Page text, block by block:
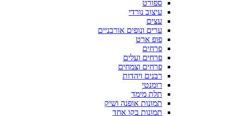
ספורט
עיצוב נורדי
עצים
ערים ונופים אורבניים
פופ ארט
פרחים
פרחים ועלים
פרחים וצמחים
רבנים ויהדות
רומנטי
תלת מימד
תמונות אופנה ושיק
תמונות בקו אחד